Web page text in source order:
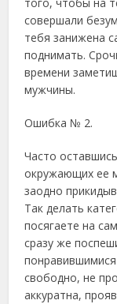
совершали
тебя занижена
поднимать.
времени
мужчины.
Ошибка № 2.
Часто
окружающих ее
заодно
Так делать
посягаете на
сразу же
свободно, не
аккуратна,